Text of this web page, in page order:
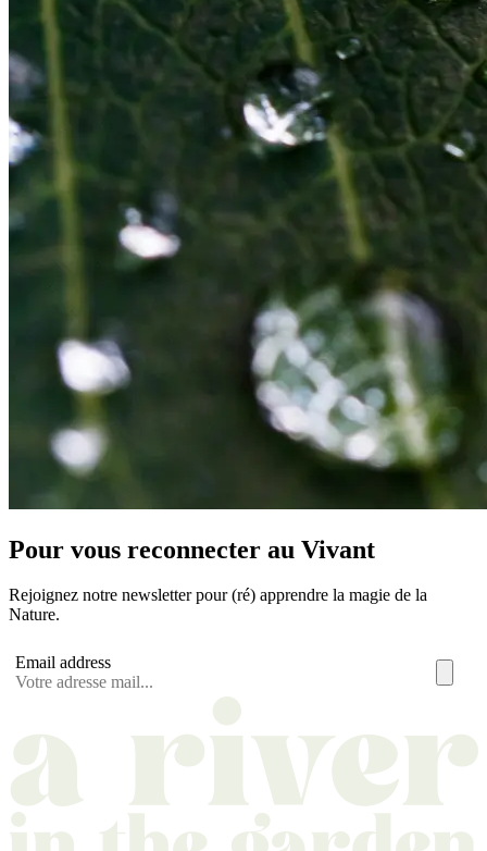
Pour vous reconnecter au Vivant
Rejoignez notre newsletter pour (ré) apprendre la magie de la
Nature.
Email address